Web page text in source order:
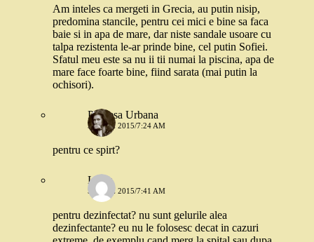
Am inteles ca mergeti in Grecia, au putin nisip,
predomina stancile, pentru cei mici e bine sa faca
baie si in apa de mare, dar niste sandale usoare cu
talpa rezistenta le-ar prinde bine, cel putin Sofiei.
Sfatul meu este sa nu ii tii numai la piscina, apa de
mare face foarte bine, fiind sarata (mai putin la
ochisori).
Printesa Urbana
5 IUNIE 2015/7:24 AM
pentru ce spirt?
Luiza
5 IUNIE 2015/7:41 AM
pentru dezinfectat? nu sunt gelurile alea
dezinfectante? eu nu le folosesc decat in cazuri